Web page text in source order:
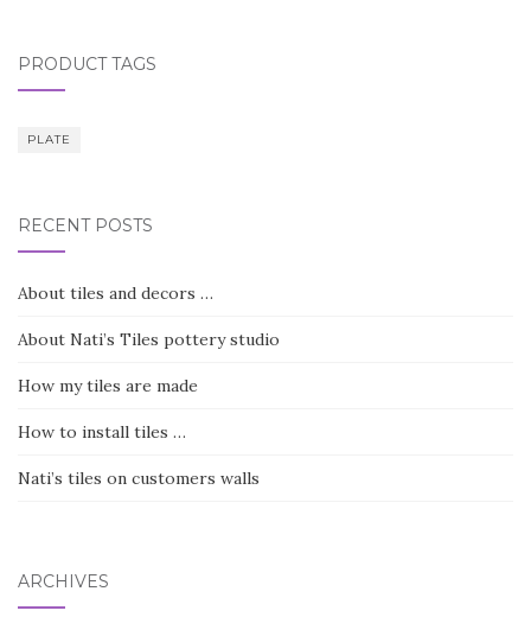
PRODUCT TAGS
PLATE
RECENT POSTS
About tiles and decors …
About Nati’s Tiles pottery studio
How my tiles are made
How to install tiles …
Nati’s tiles on customers walls
ARCHIVES